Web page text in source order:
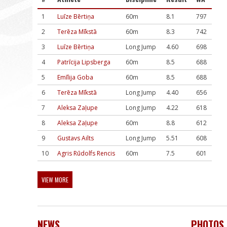
1 Luīze Bērtiņa 60m 8.1
797
2
Terēza Mīkstā 60m 8.3
742
3
Luīze Bērtiņa Long Jump 4.60
698
4
Patrīcija Lipsberga 60m 8.5
688
5
Emīlija Goba 60m 8.5
688
6
Terēza Mīkstā Long Jump 4.40
656
7
Aleksa Zaļupe Long Jump 4.22
618
8
Aleksa Zaļupe 60m 8.8
612
9
Gustavs Ailts Long Jump 5.51
608
10
Agris Rūdolfs Rencis 60m 7.5 601
VIEW MORE